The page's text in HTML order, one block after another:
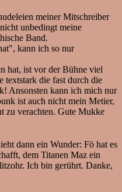
meiner Mitschreiber
unbedingt meine
Band.
kann ich so nur
hat, ist vor der Bühne viel
die fast durch die
Ansonsten kann ich mich nur
ist auch nicht mein Metier,
zu verachten. Gute Mukke
dann ein Wunder: Fö hat es
dem Titanen Maz ein
Ich bin gerührt. Danke,